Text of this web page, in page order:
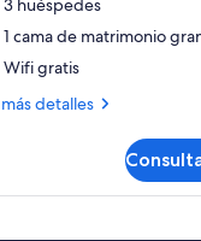
3 huéspedes
1 cama de matrimonio
Wifi gratis
detalles